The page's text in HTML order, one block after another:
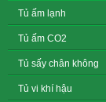
Tủ ấm lạnh
Tủ ấm CO2
Tủ sấy chân không
Tủ vi khí hậu